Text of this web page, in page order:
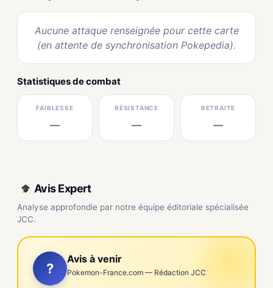
Aucune attaque renseignée pour cette carte
(en attente de synchronisation Pokepedia).
Statistiques de combat
FAIBLESSE
—
RÉSISTANCE
—
RETRAITE
—
Avis Expert
Analyse approfondie par notre équipe éditoriale spécialisée
JCC.
?
Avis à venir
Pokemon-France.com — Rédaction JCC